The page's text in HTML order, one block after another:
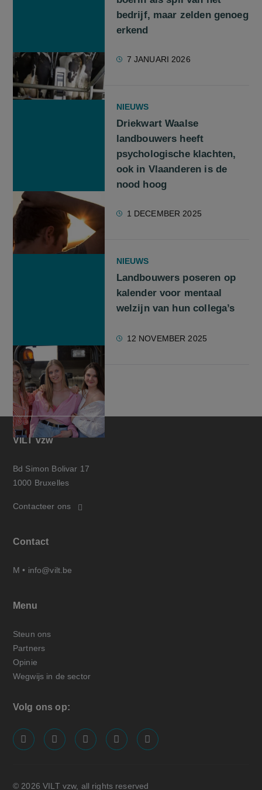
bedrijf, maar zelden genoeg
erkend
7 JANUARI 2026
NIEUWS
Driekwart Waalse
landbouwers heeft
psychologische klachten,
ook in Vlaanderen is de
nood hoog
1 DECEMBER 2025
NIEUWS
Landbouwers poseren op
kalender voor mentaal
welzijn van hun collega’s
12 NOVEMBER 2025
VILT vzw
Bd Simon Bolivar 17
1000 Bruxelles
Contacteer ons
Contact
M • info@vilt.be
Menu
Steun ons
Partners
Opinie
Wegwijs in de sector
Volg ons op:
screenreader.visit us on our facebook page: https://
screenreader.visit us on our linkedin page:
screenreader.visit us on our
screenreader.visit us on our x
screenreader.visit us on
© 2026 VILT vzw, all rights reserved